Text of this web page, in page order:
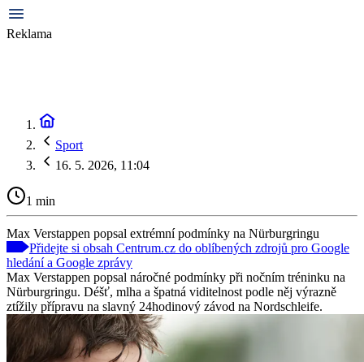
Reklama
Sport
16. 5. 2026, 11:04
1 min
Max Verstappen popsal extrémní podmínky na Nürburgringu
Přidejte si obsah Centrum.cz do oblíbených zdrojů pro Google
hledání a Google zprávy
Max Verstappen popsal náročné podmínky při nočním tréninku na
Nürburgringu. Déšť, mlha a špatná viditelnost podle něj výrazně
ztížily přípravu na slavný 24hodinový závod na Nordschleife.